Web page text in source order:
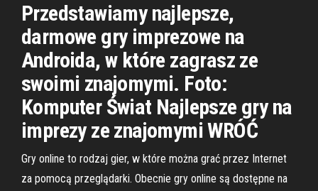
Przedstawiamy najlepsze,
darmowe gry imprezowe na
Androida, w które zagrasz ze
swoimi znajomymi. Foto:
Komputer Świat Najlepsze gry na
imprezy ze znajomymi WRÓĆ
Gry online to rodzaj gier, w które można grać przez Internet
za pomocą przeglądarki. Obecnie gry online są dostępne na